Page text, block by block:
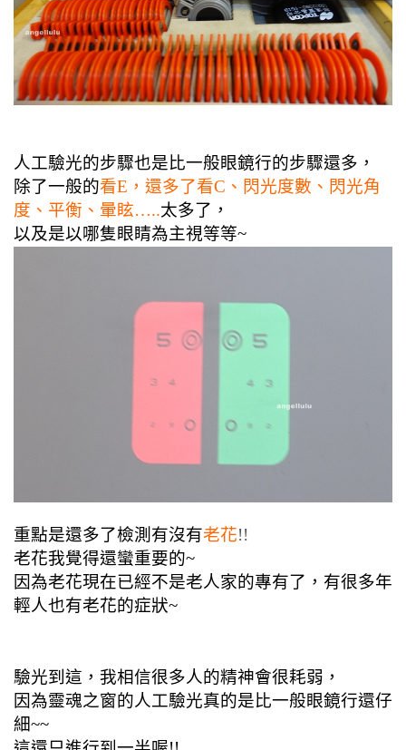
人工驗光的步驟也是比一般眼鏡行的步驟還多，
除了一般的看E，還多了看C、閃光度數、閃光角
度、平衡、暈眩…..太多了，
以及是以哪隻眼睛為主視等等~
重點是還多了檢測有沒有老花!!
老花我覺得還蠻重要的~
因為老花現在已經不是老人家的專有了，有很多年
輕人也有老花的症狀~
驗光到這，我相信很多人的精神會很耗弱，
因為靈魂之窗的人工驗光真的是比一般眼鏡行還仔
細~~